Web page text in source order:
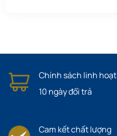
Chính sách linh hoạt
10 ngày đổi trả
Cam kết chất lượng